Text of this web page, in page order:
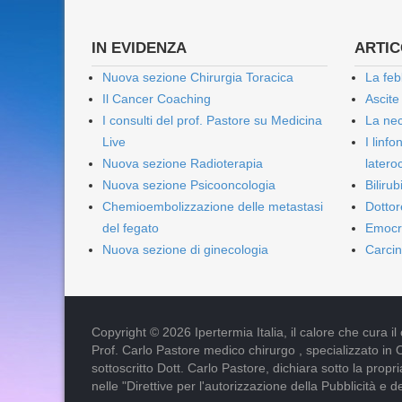
IN EVIDENZA
Nuova sezione Chirurgia Toracica
Il Cancer Coaching
I consulti del prof. Pastore su Medicina
Live
Nuova sezione Radioterapia
Nuova sezione Psicooncologia
Chemioembolizzazione delle metastasi
del fegato
Nuova sezione di ginecologia
La
La
I
Copyright © 2026 Ipertermia Italia, il calore che cura il
Prof. Carlo Pastore medico chirurgo , specializzato in
sottoscritto Dott. Carlo Pastore, dichiara sotto la
nelle "Direttive per l'autorizzazione della Pubblicità e